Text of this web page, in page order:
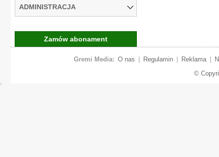
ADMINISTRACJA
Zamów abonament
Gremi Media: O nas Regulamin Reklama
©